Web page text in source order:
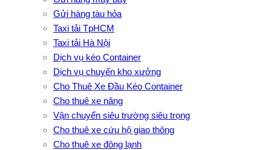
Gửi hàng tàu hỏa
Taxi tải TpHCM
Taxi tải Hà Nội
Dịch vụ kéo Container
Dịch vụ chuyển kho xưởng
Cho Thuê Xe Đầu Kéo Container
Cho thuê xe nâng
Vận chuyển siêu trường siêu trọng
Cho thuê xe cứu hộ giao thông
Cho thuê xe đông lạnh